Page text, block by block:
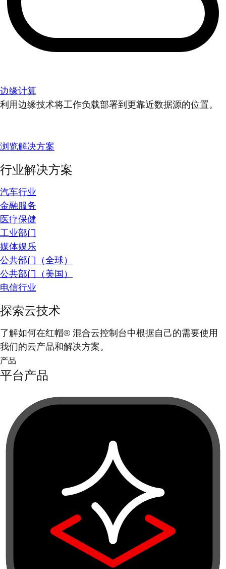
边缘计算
利用边缘技术将工作负载部署到更靠近数据源的位置。
浏览解决方案
行业解决方案
汽车行业
金融服务
医疗保健
工业部门
媒体娱乐
公共部门（全球）
公共部门（美国）
电信行业
探索云技术
了解如何在红帽® 混合云控制台中根据自己的需要使用
我们的云产品和解决方案。
产品
平台产品